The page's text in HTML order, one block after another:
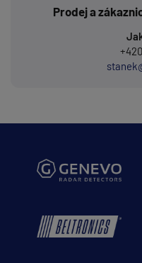
Prodej a